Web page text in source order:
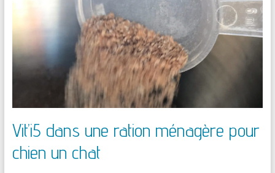
Vit’i5 dans une ration ménagère pour
chien un chat